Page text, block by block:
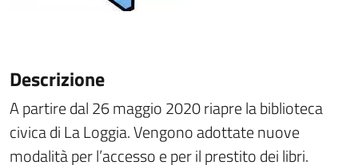
Descrizione
A partire dal 26 maggio 2020 riapre la biblioteca
civica di La Loggia. Vengono adottate nuove
modalità per l’accesso e per il prestito dei libri.